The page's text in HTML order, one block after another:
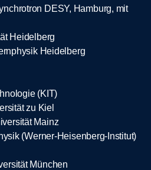
DESY, Hamburg, mit
Heidelberg
Heidelberg
(KIT)
zu Kiel
Mainz
(Werner-Heisenberg-Institut)
München